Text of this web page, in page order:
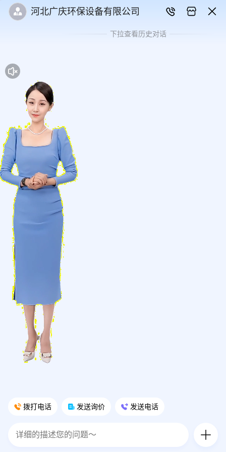
河北广庆环保设备有限公司
下拉查看历史对话
拨打电话 发送询价 发送电话